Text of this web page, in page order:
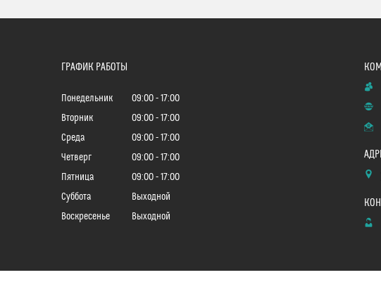
ГРАФИК РАБОТЫ
Понедельник 09:00
17:00
Вторник
09:00
17:00
Среда
09:00
17:00
Четверг
09:00
17:00
Пятница
09:00
17:00
Суббота
Выходной
Воскресенье
Выходной